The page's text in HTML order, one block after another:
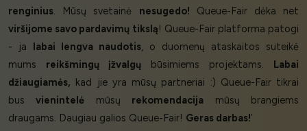
renginius. Mūsų svetainė nesugedo! Queue-Fair dėka net
viršijome savo pardavimų tikslą! Queue-Fair platforma patogi
- ja
labai lengva naudotis, o duomenų ataskaitos suteikė
mums reikšmingų įžvalgų būsimiems projektams.
Labai
džiaugiamės, kad jie yra mūsų partneriai :) Queue-Fair tikrai
busvienintelė mūsų rekomendacija mūsų brangiems
draugams. Daugiau galios Queue-Fair! Geras darbas!’